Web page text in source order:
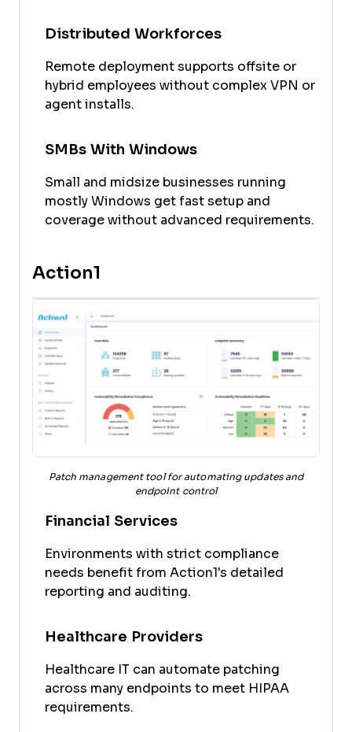
Distributed Workforces
Remote deployment supports offsite or
hybrid employees without complex VPN or
agent installs.
SMBs With Windows
Small and midsize businesses running
mostly Windows get fast setup and
coverage without advanced requirements.
Action1
Patch management tool for automating updates and
endpoint control
Financial Services
Environments with strict compliance
needs benefit from Action1's detailed
reporting and auditing.
Healthcare Providers
Healthcare IT can automate patching
across many endpoints to meet HIPAA
requirements.